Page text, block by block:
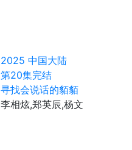
2025 中国大陆
第20集完结
寻找会说话的貊貊
李相炫,郑英辰,杨文